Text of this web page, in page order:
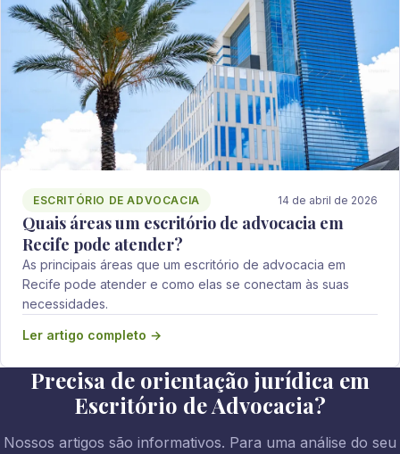
ESCRITÓRIO DE ADVOCACIA 14 de abril de 2026
Quais áreas um escritório de advocacia em
Recife pode atender?
As principais áreas que um escritório de advocacia em
Recife pode atender e como elas se conectam às suas
necessidades.
Ler artigo completo →
Precisa de orientação jurídica em
Escritório de Advocacia?
Nossos artigos são informativos. Para uma análise do seu